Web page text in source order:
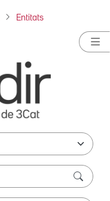
Entitats